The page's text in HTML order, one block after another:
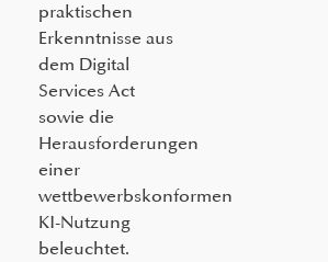
praktischen
Erkenntnisse aus
dem Digital
Services Act
sowie die
Herausforderungen
einer
wettbewerbskonformen
KI-Nutzung
beleuchtet.